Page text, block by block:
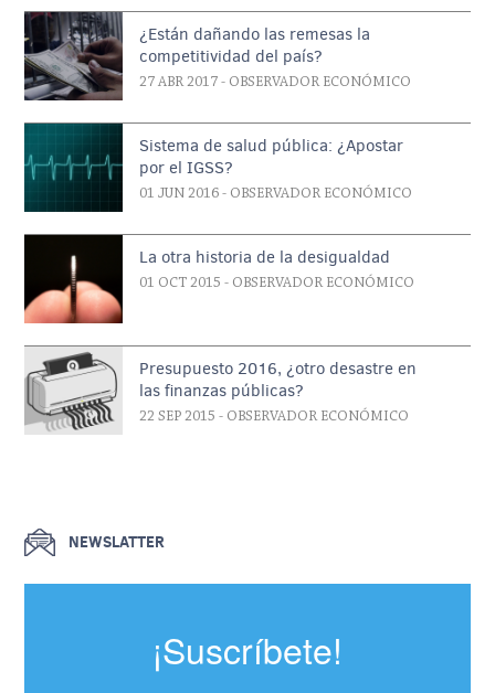
¿Están dañando las remesas la
competitividad del país?
27 ABR 2017 - OBSERVADOR ECONÓMICO
Sistema de salud pública: ¿Apostar
por el IGSS?
01 JUN 2016 - OBSERVADOR ECONÓMICO
La otra historia de la desigualdad
01 OCT 2015 - OBSERVADOR ECONÓMICO
Presupuesto 2016, ¿otro desastre en
las finanzas públicas?
22 SEP 2015 - OBSERVADOR ECONÓMICO
NEWSLATTER
¡Suscríbete!